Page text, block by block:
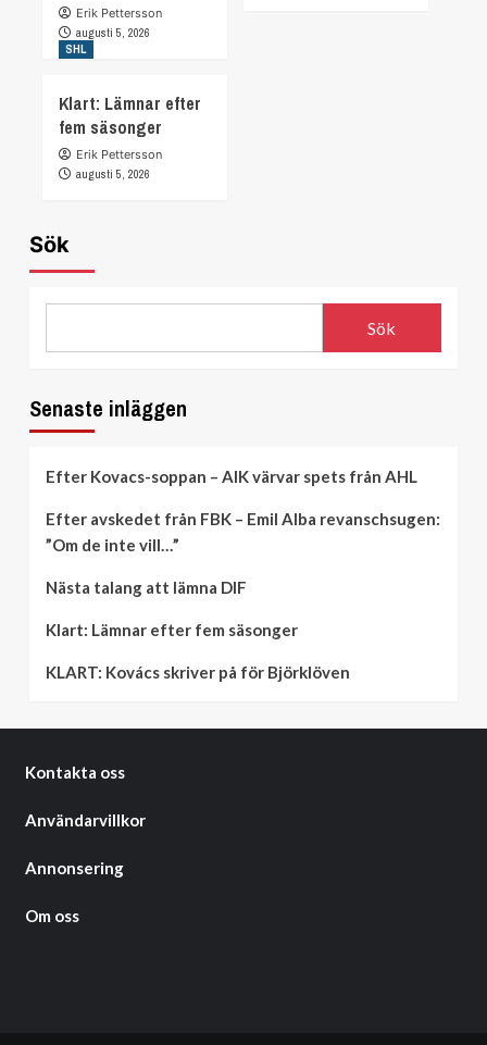
Erik Pettersson
augusti 5, 2026
SHL
Klart: Lämnar efter
fem säsonger
Erik Pettersson
augusti 5, 2026
Sök
Sök
Senaste inläggen
Efter Kovacs-soppan – AIK värvar spets från AHL
Efter avskedet från FBK – Emil Alba revanschsugen:
”Om de inte vill…”
Nästa talang att lämna DIF
Klart: Lämnar efter fem säsonger
KLART: Kovács skriver på för Björklöven
Kontakta oss
Användarvillkor
Annonsering
Om oss